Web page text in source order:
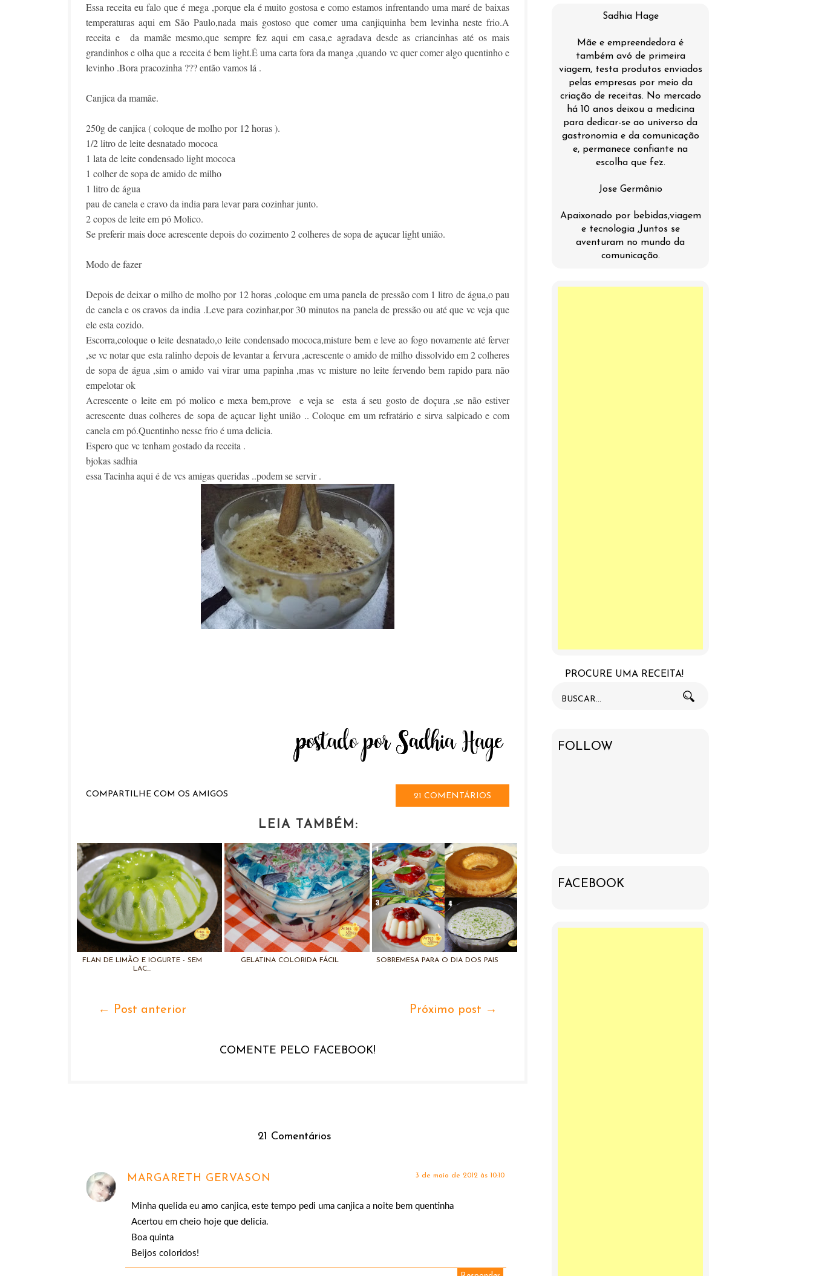
Essa receita eu falo que é mega ,porque ela é muito gostosa e como estamos infrentando uma maré de baixas
temperaturas aqui em São Paulo,nada mais gostoso que comer uma canjiquinha bem levinha neste frio.A
receita e da mamãe mesmo,que sempre fez aqui em casa,e agradava desde as criancinhas até os mais
grandinhos e olha que a receita é bem light.É uma carta fora da manga ,quando vc quer comer algo quentinho e
levinho .Bora pracozinha ??? então vamos lá .
Canjica da mamãe.
250g de canjica ( coloque de molho por 12 horas ).
1/2 litro de leite desnatado mococa
1 lata de leite condensado light mococa
1 colher de sopa de amido de milho
1 litro de água
pau de canela e cravo da india para levar para cozinhar junto.
2 copos de leite em pó Molico.
Se preferir mais doce acrescente depois do cozimento 2 colheres de sopa de açucar light união.
Modo de fazer
Depois de deixar o milho de molho por 12 horas ,coloque em uma panela de pressão com 1 litro de água,o pau
de canela e os cravos da india .Leve para cozinhar,por 30 minutos na panela de pressão ou até que vc veja que
ele esta cozido.
Escorra,coloque o leite desnatado,o leite condensado mococa,misture bem e leve ao fogo novamente até ferver
,se vc notar que esta ralinho depois de levantar a fervura ,acrescente o amido de milho dissolvido em 2 colheres
de sopa de água ,sim o amido vai virar uma papinha ,mas vc misture no leite fervendo bem rapido para não
empelotar ok
Acrescente o leite em pó molico e mexa bem,prove e veja se esta á seu gosto de doçura ,se não estiver
acrescente duas colheres de sopa de açucar light união .. Coloque em um refratário e sirva salpicado e com
canela em pó.Quentinho nesse frio é uma delicia.
Espero que vc tenham gostado da receita .
bjokas sadhia
essa Tacinha aqui é de vcs amigas queridas ..podem se servir .
21 COMENTÁRIOS
COMPARTILHE COM OS AMIGOS
LEIA TAMBÉM:
FLAN DE LIMÃO E IOGURTE - SEM
LAC...
GELATINA COLORIDA FÁCIL SOBREMESA PARA O DIA DOS PAIS
Próximo post →
← Post anterior
COMENTE PELO FACEBOOK!
21 Comentários
MARGARETH GERVASON 3 de maio de 2012 às 10:10
Minha quelida eu amo canjica, este tempo pedi uma canjica a noite bem quentinha
Acertou em cheio hoje que delicia.
Boa quinta
Beijos coloridos!
Sadhia Hage
Mãe e empreendedora é
também avó de primeira
viagem, testa produtos enviados
pelas empresas por meio da
criação de receitas. No mercado
há 10 anos deixou a medicina
para dedicar-se ao universo da
gastronomia e da comunicação
e, permanece confiante na
escolha que fez.
Jose Germânio
Apaixonado por bebidas,viagem
e tecnologia ,Juntos se
aventuram no mundo da
comunicação.
PROCURE UMA RECEITA!
FOLLOW
FACEBOOK